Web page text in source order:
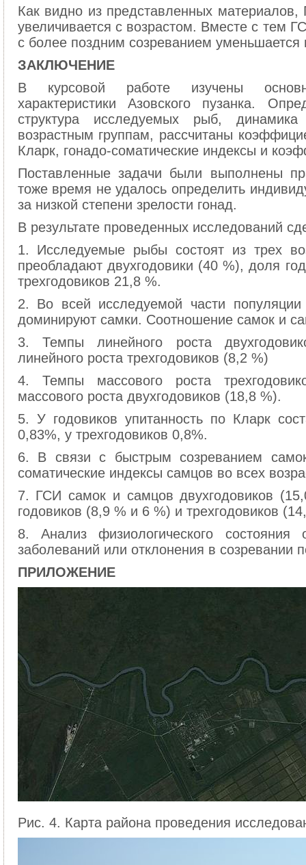
Как видно из представленных
увеличивается с возрастом. Вместе с тем
с более поздним созреванием
ЗАКЛЮЧЕНИЕ
В курсовой работе изучены
характеристики Азовского пузанка.
структура исследуемых рыб,
возрастным группам, рассчитаны
Кларк, гонадо-соматические индексы и
Поставленные задачи были выполнены
тоже время не удалось определить
за низкой степени зрелости гонад.
В результате проведенных исследований
1. Исследуемые рыбы состоят из трех
преобладают двухгодовики (40 %), доля
трехгодовиков 21,8 %.
2. Во всей исследуемой части
доминируют самки. Соотношение самок и
3. Темпы линейного роста
линейного роста трехгодовиков (8,2 %)
4. Темпы массового роста
массового роста двухгодовиков (18,8 %).
5. У годовиков упитанность по Кларк
0,83%, у трехгодовиков 0,8%.
6. В связи с быстрым созреванием
соматические индексы самцов во всех
7. ГСИ самок и самцов двухгодовиков
годовиков (8,9 % и 6 %) и трехгодовиков
8. Анализ физиологического
заболеваний или отклонения в созревании
ПРИЛОЖЕНИЕ
Рис. 4. Карта района проведения